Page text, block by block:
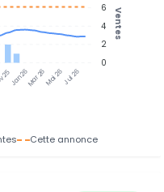
Jan 26Mar 26Mai 26Jul 26
6
4
2
0
Ventes
Cette annonce